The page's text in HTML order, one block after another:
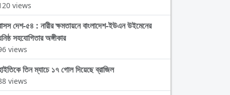
views
দেশ-৫৪ : নারীর ক্ষমতায়নে বাংলাদেশ-ইউএন উইমেনের
সহযোগিতার অঙ্গীকার
views
তিন ম্যাচে ১৭ গোল দিয়েছে ব্রাজিল
views